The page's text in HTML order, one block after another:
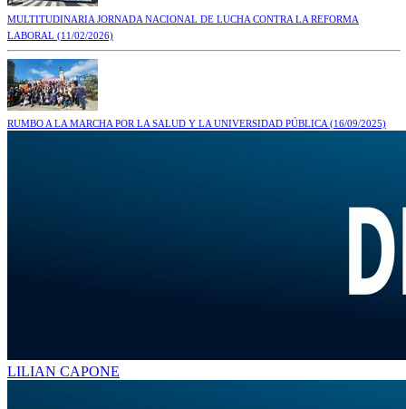
MULTITUDINARIA JORNADA NACIONAL DE LUCHA CONTRA LA REFORMA
LABORAL (11/02/2026)
RUMBO A LA MARCHA POR LA SALUD Y LA UNIVERSIDAD PÚBLICA (16/09/2025)
LILIAN CAPONE